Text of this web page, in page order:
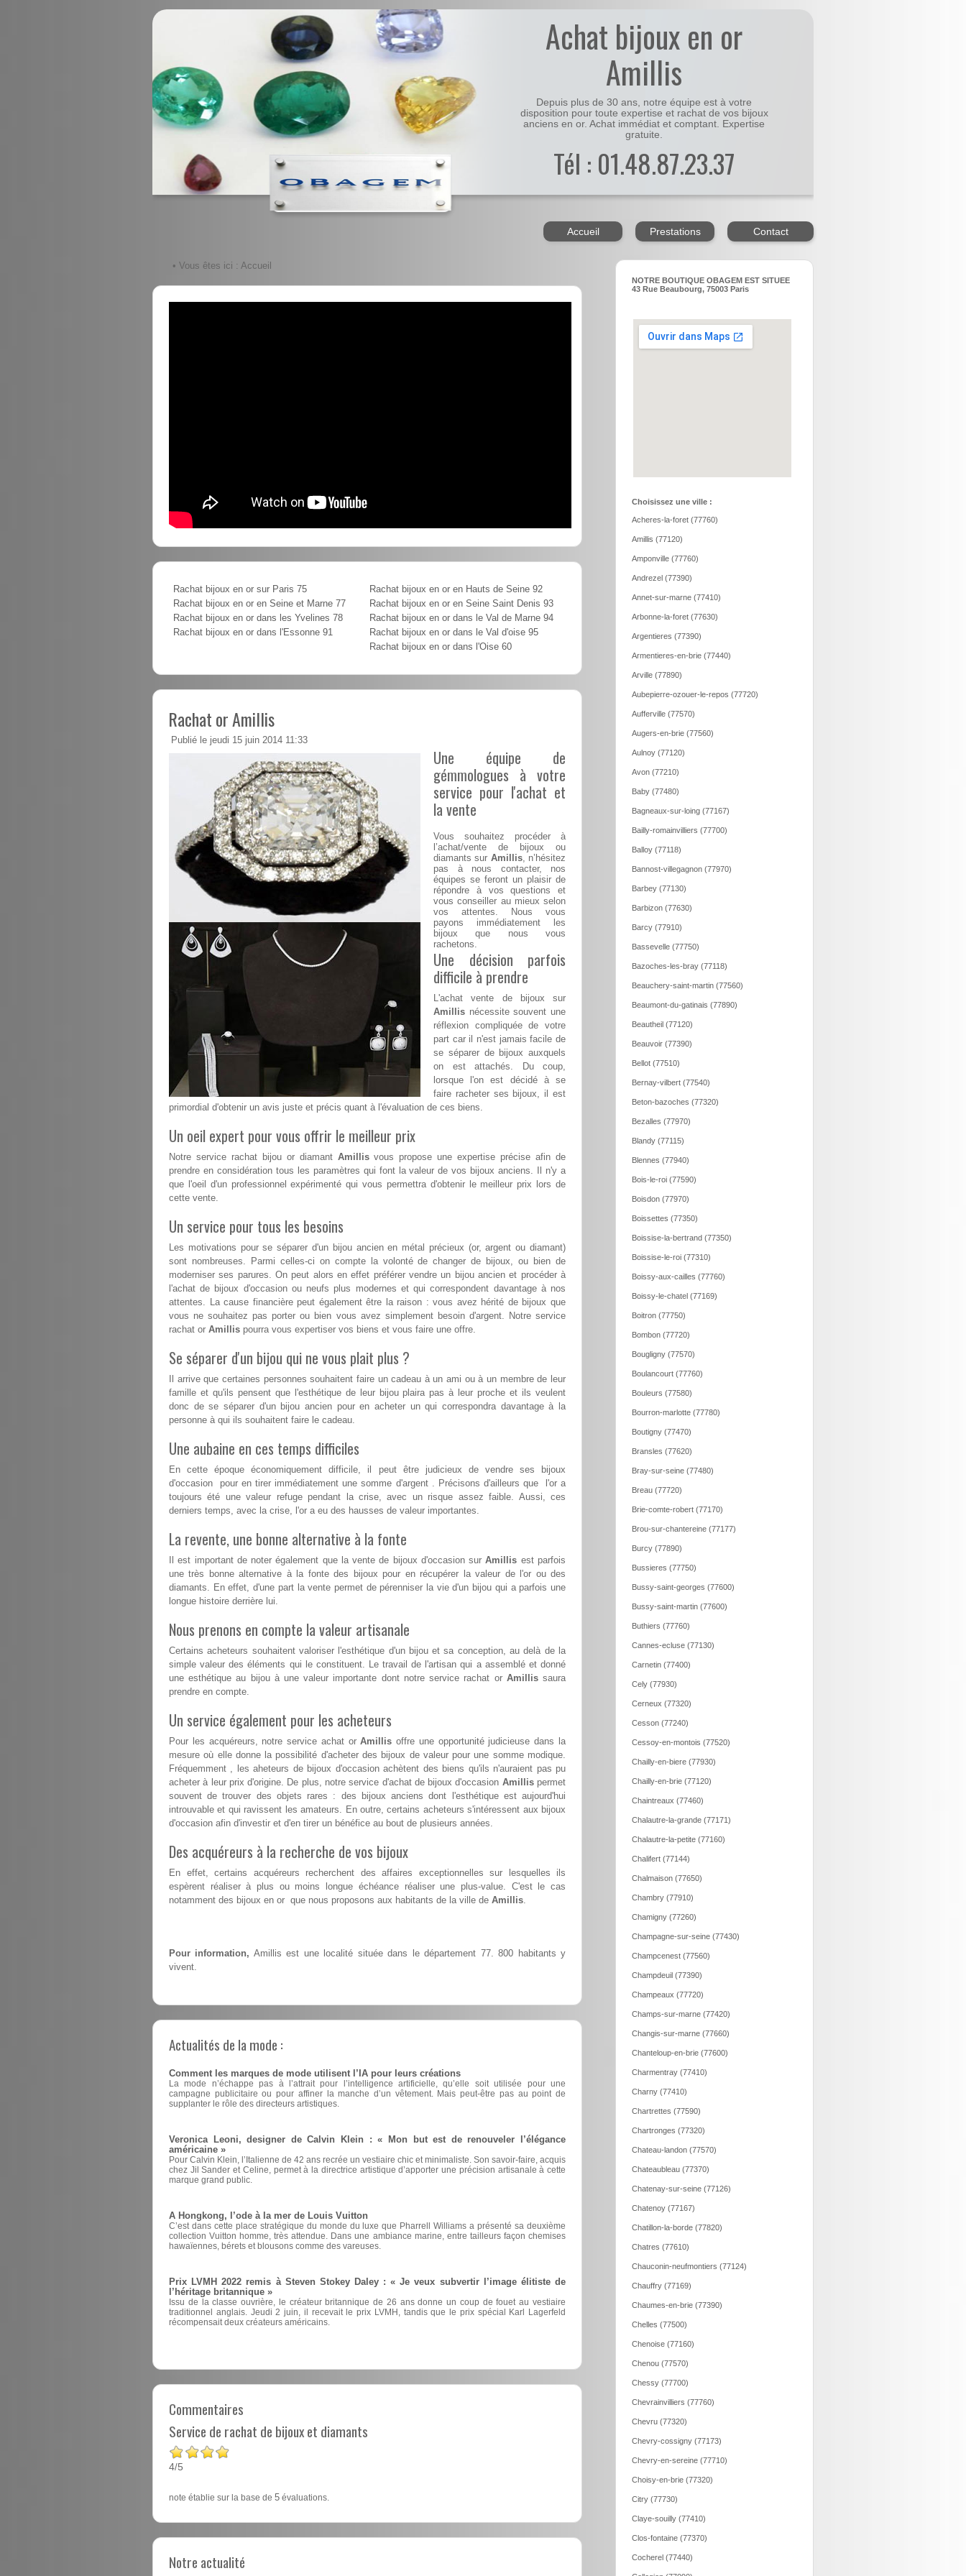
Achat bijoux en or
Amillis
Depuis plus de 30 ans, notre équipe est à votre
disposition pour toute expertise et rachat de vos bijoux
anciens en or. Achat immédiat et comptant. Expertise
gratuite.
Tél : 01.48.87.23.37
Accueil Prestations Contact
• Vous êtes ici : Accueil
Rachat bijoux en or sur Paris 75
Rachat bijoux en or en Seine et Marne 77
Rachat bijoux en or dans les Yvelines 78
Rachat bijoux en or dans l'Essonne 91
Rachat bijoux en or en Hauts de Seine 92
Rachat bijoux en or en Seine Saint Denis 93
Rachat bijoux en or dans le Val de Marne 94
Rachat bijoux en or dans le Val d'oise 95
Rachat bijoux en or dans l'Oise 60
Rachat or Amillis
Publié le jeudi 15 juin 2014 11:33
Une équipe de
gémmologues à votre
service pour l'achat et
la vente
Vous souhaitez procéder à
l’achat/vente de bijoux ou
diamants sur Amillis, n’hésitez
pas à nous contacter, nos
équipes se feront un plaisir de
répondre à vos questions et
vous conseiller au mieux selon
vos attentes. Nous vous
payons immédiatement les
bijoux que nous vous
rachetons.
Une décision parfois
difficile à prendre
L'achat vente de bijoux sur
Amillis nécessite souvent une
réflexion compliquée de votre
part car il n'est jamais facile de
se séparer de bijoux auxquels
on est attachés. Du coup,
lorsque l'on est décidé à se
faire racheter ses bijoux, il est
primordial d'obtenir un avis juste et précis quant à l'évaluation de ces biens.
Un oeil expert pour vous offrir le meilleur prix
Notre service rachat bijou or diamant Amillisvous propose une expertise précise afin de
prendre en considération tous les paramètres qui font la valeur de vos bijoux anciens. Il n'y a
que l'oeil d'un professionnel expérimenté qui vous permettra d'obtenir le meilleur prix lors de
cette vente.
Un service pour tous les besoins
Les motivations pour se séparer d'un bijou ancien en métal précieux (or, argent ou diamant)
sont nombreuses. Parmi celles-ci on compte la volonté de changer de bijoux, ou bien de
moderniser ses parures. On peut alors en effet préférer vendre un bijou ancien et procéder à
l'achat de bijoux d'occasion ou neufs plus modernes et qui correspondent davantage à nos
attentes. La cause financière peut également être la raison : vous avez hérité de bijoux que
vous ne souhaitez pas porter ou bien vous avez simplement besoin d'argent. Notre service
rachat or Amillis pourra vous expertiser vos biens et vous faire une offre.
Se séparer d'un bijou qui ne vous plait plus ?
Il arrive que certaines personnes souhaitent faire un cadeau à un ami ou à un membre de leur
famille et qu'ils pensent que l'esthétique de leur bijou plaira pas à leur proche et ils veulent
donc de se séparer d'un bijou ancien pour en acheter un qui correspondra davantage à la
personne à qui ils souhaitent faire le cadeau.
Une aubaine en ces temps difficiles
En cette époque économiquement difficile, il peut être judicieux de vendre ses bijoux
d'occasion pour en tirer immédiatement une somme d'argent . Précisons d'ailleurs que l'or a
toujours été une valeur refuge pendant la crise, avec un risque assez faible. Aussi, ces
derniers temps, avec la crise, l'or a eu des hausses de valeur importantes.
La revente, une bonne alternative à la fonte
Il est important de noter également que la vente de bijoux d'occasion surAmillis est parfois
une très bonne alternative à la fonte des bijoux pour en récupérer la valeur de l'or ou des
diamants. En effet, d'une part la vente permet de pérenniser la vie d'un bijou qui a parfois une
longue histoire derrière lui.
Nous prenons en compte la valeur artisanale
Certains acheteurs souhaitent valoriser l'esthétique d'un bijou et sa conception, au delà de la
simple valeur des éléments qui le constituent. Le travail de l'artisan qui a assemblé et donné
une esthétique au bijou à une valeur importante dont notre service rachat or Amillissaura
prendre en compte.
Un service également pour les acheteurs
Pour les acquéreurs, notre service achat orAmillis offre une opportunité judicieuse dans la
mesure où elle donne la possibilité d'acheter des bijoux de valeur pour une somme modique.
Fréquemment , les aheteurs de bijoux d'occasion achètent des biens qu'ils n'auraient pas pu
acheter à leur prix d'origine. De plus, notre service d'achat de bijoux d'occasion Amillispermet
souvent de trouver des objets rares : des bijoux anciens dont l'esthétique est aujourd'hui
introuvable et qui ravissent les amateurs. En outre, certains acheteurs s'intéressent aux bijoux
d'occasion afin d'investir et d'en tirer un bénéfice au bout de plusieurs années.
Des acquéreurs à la recherche de vos bijoux
En effet, certains acquéreurs recherchent des affaires exceptionnelles sur lesquelles ils
espèrent réaliser à plus ou moins longue échéance réaliser une plus-value. C'est le cas
notamment des bijoux en or que nous proposons aux habitants de la ville de Amillis
Pour information, Amillis est une localité située dans le département 77. 800 habitants y
vivent.
Actualités de la mode :
Comment les marques de mode utilisent l’IA pour leurs créations
La mode n’échappe pas à l’attrait pour l’intelligence artificielle, qu’elle soit utilisée pour une
campagne publicitaire ou pour affiner la manche d’un vêtement. Mais peut-être pas au point de
supplanter le rôle des directeurs artistiques.
Veronica Leoni, designer de Calvin Klein : « Mon but est de renouveler l’élégance
américaine »
Pour Calvin Klein, l’Italienne de 42 ans recrée un vestiaire chic et minimaliste. Son savoir-faire, acquis
chez Jil Sander et Celine, permet à la directrice artistique d’apporter une précision artisanale à cette
marque grand public.
A Hongkong, l’ode à la mer de Louis Vuitton
C’est dans cette place stratégique du monde du luxe que Pharrell Williams a présenté sa deuxième
collection Vuitton homme, très attendue. Dans une ambiance marine, entre tailleurs façon chemises
hawaïennes, bérets et blousons comme des vareuses.
Prix LVMH 2022 remis à Steven Stokey Daley : « Je veux subvertir l’image élitiste de
l’héritage britannique »
Issu de la classe ouvrière, le créateur britannique de 26 ans donne un coup de fouet au vestiaire
traditionnel anglais. Jeudi 2 juin, il recevait le prix LVMH, tandis que le prix spécial Karl Lagerfeld
récompensait deux créateurs américains.
Commentaires
Service de rachat de bijoux et diamants
4/5
note établie sur la base de 5 évaluations.
Notre actualité
NOTRE BOUTIQUE OBAGEM EST SITUEE
43 Rue Beaubourg, 75003 Paris
Choisissez une ville :
Acheres-la-foret (77760)
Amillis (77120)
Amponville (77760)
Andrezel (77390)
Annet-sur-marne (77410)
Arbonne-la-foret (77630)
Argentieres (77390)
Armentieres-en-brie (77440)
Arville (77890)
Aubepierre-ozouer-le-repos (77720)
Aufferville (77570)
Augers-en-brie (77560)
Aulnoy (77120)
Avon (77210)
Baby (77480)
Bagneaux-sur-loing (77167)
Bailly-romainvilliers (77700)
Balloy (77118)
Bannost-villegagnon (77970)
Barbey (77130)
Barbizon (77630)
Barcy (77910)
Bassevelle (77750)
Bazoches-les-bray (77118)
Beauchery-saint-martin (77560)
Beaumont-du-gatinais (77890)
Beautheil (77120)
Beauvoir (77390)
Bellot (77510)
Bernay-vilbert (77540)
Beton-bazoches (77320)
Bezalles (77970)
Blandy (77115)
Blennes (77940)
Bois-le-roi (77590)
Boisdon (77970)
Boissettes (77350)
Boissise-la-bertrand (77350)
Boissise-le-roi (77310)
Boissy-aux-cailles (77760)
Boissy-le-chatel (77169)
Boitron (77750)
Bombon (77720)
Bougligny (77570)
Boulancourt (77760)
Bouleurs (77580)
Bourron-marlotte (77780)
Boutigny (77470)
Bransles (77620)
Bray-sur-seine (77480)
Breau (77720)
Brie-comte-robert (77170)
Brou-sur-chantereine (77177)
Burcy (77890)
Bussieres (77750)
Bussy-saint-georges (77600)
Bussy-saint-martin (77600)
Buthiers (77760)
Cannes-ecluse (77130)
Carnetin (77400)
Cely (77930)
Cerneux (77320)
Cesson (77240)
Cessoy-en-montois (77520)
Chailly-en-biere (77930)
Chailly-en-brie (77120)
Chaintreaux (77460)
Chalautre-la-grande (77171)
Chalautre-la-petite (77160)
Chalifert (77144)
Chalmaison (77650)
Chambry (77910)
Chamigny (77260)
Champagne-sur-seine (77430)
Champcenest (77560)
Champdeuil (77390)
Champeaux (77720)
Champs-sur-marne (77420)
Changis-sur-marne (77660)
Chanteloup-en-brie (77600)
Charmentray (77410)
Charny (77410)
Chartrettes (77590)
Chartronges (77320)
Chateau-landon (77570)
Chateaubleau (77370)
Chatenay-sur-seine (77126)
Chatenoy (77167)
Chatillon-la-borde (77820)
Chatres (77610)
Chauconin-neufmontiers (77124)
Chauffry (77169)
Chaumes-en-brie (77390)
Chelles (77500)
Chenoise (77160)
Chenou (77570)
Chessy (77700)
Chevrainvilliers (77760)
Chevru (77320)
Chevry-cossigny (77173)
Chevry-en-sereine (77710)
Choisy-en-brie (77320)
Citry (77730)
Claye-souilly (77410)
Clos-fontaine (77370)
Cocherel (77440)